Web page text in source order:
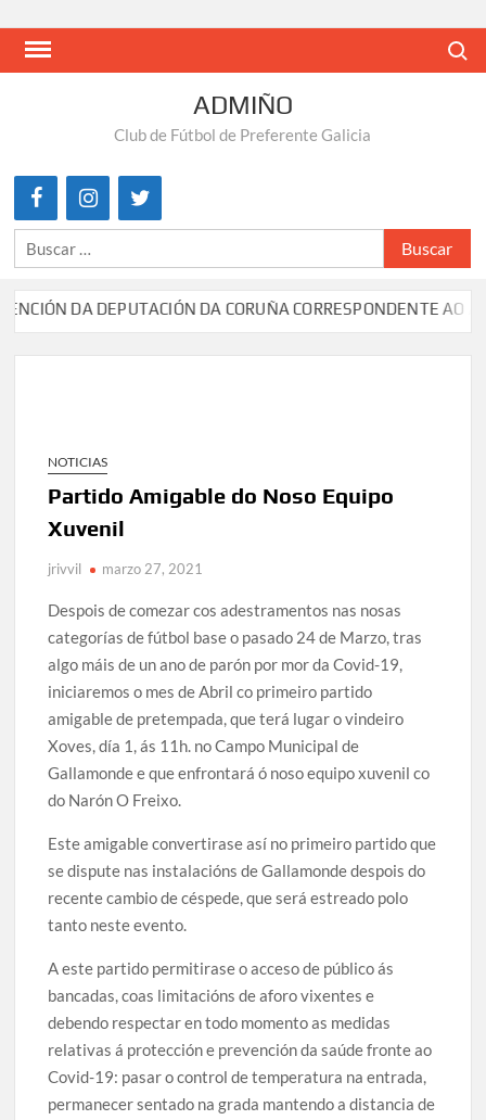
ADMIÑO
Club de Fútbol de Preferente Galicia
Buscar:
DA DEPUTACIÓN DA CORUÑA CORRESPONDENTE AO ANO
NOTICIAS
Partido Amigable do Noso Equipo
Xuvenil
jrivvil marzo 27, 2021
Despois de comezar cos adestramentos nas nosas
categorías de fútbol base o pasado 24 de Marzo, tras
algo máis de un ano de parón por mor da Covid-19,
iniciaremos o mes de Abril co primeiro partido
amigable de pretempada, que terá lugar o vindeiro
Xoves, día 1, ás 11h. no Campo Municipal de
Gallamonde e que enfrontará ó noso equipo xuvenil co
do Narón O Freixo.
Este amigable convertirase así no primeiro partido que
se dispute nas instalacións de Gallamonde despois do
recente cambio de céspede, que será estreado polo
tanto neste evento.
A este partido permitirase o acceso de público ás
bancadas, coas limitacións de aforo vixentes e
debendo respectar en todo momento as medidas
relativas á protección e prevención da saúde fronte ao
Covid-19: pasar o control de temperatura na entrada,
permanecer sentado na grada mantendo a distancia de